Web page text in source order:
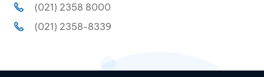
(021) 2358 8000
(021) 2358-8339